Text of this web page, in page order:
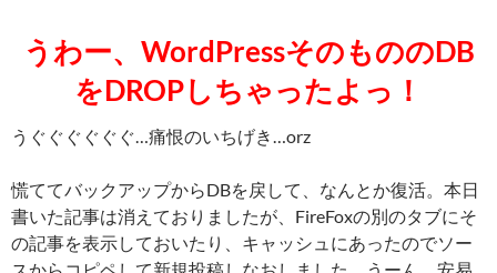
うわー、WordPressそのもののDB
をDROPしちゃったよっ！
うぐぐぐぐぐぐ…痛恨のいちげき…orz
慌ててバックアップからDBを戻して、なんとか復活。本日
書いた記事は消えておりましたが、FireFoxの別のタブにそ
の記事を表示しておいたり、キャッシュにあったのでソー